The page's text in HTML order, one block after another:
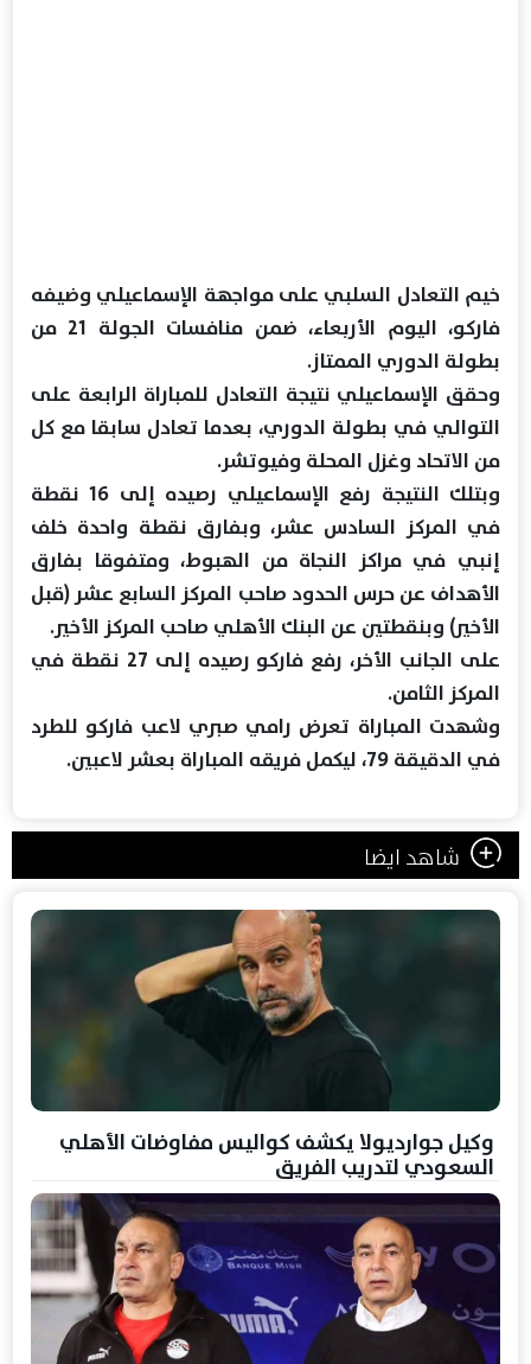
خيم التعادل السلبي على مواجهة الإسماعيلي وضيفه
فاركو، اليوم الأربعاء، ضمن منافسات الجولة 21 من
بطولة الدوري الممتاز.
وحقق الإسماعيلي نتيجة التعادل للمباراة الرابعة على
التوالي في بطولة الدوري، بعدما تعادل سابقا مع كل
من الاتحاد وغزل المحلة وفيوتشر.
وبتلك النتيجة رفع الإسماعيلي رصيده إلى 16 نقطة
في المركز السادس عشر، وبفارق نقطة واحدة خلف
إنبي في مراكز النجاة من الهبوط، ومتفوقا بفارق
الأهداف عن حرس الحدود صاحب المركز السابع عشر (قبل
الأخير) وبنقطتين عن البنك الأهلي صاحب المركز الأخير.
على الجانب الأخر، رفع فاركو رصيده إلى 27 نقطة في
المركز الثامن.
وشهدت المباراة تعرض رامي صبري لاعب فاركو للطرد
في الدقيقة 79، ليكمل فريقه المباراة بعشر لاعبين.
شاهد ايضا
وكيل جوارديولا يكشف كواليس مفاوضات الأهلي
السعودي لتدريب الفريق